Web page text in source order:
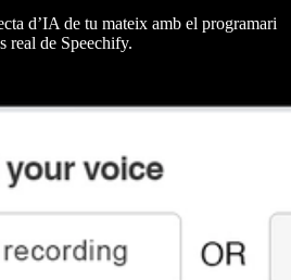
d’IA de tu mateix amb el programari
real de Speechify.